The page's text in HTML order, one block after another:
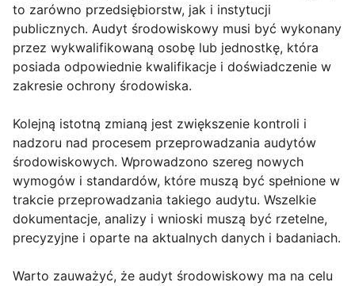
to zarówno przedsiębiorstw, jak i instytucji
publicznych. Audyt środowiskowy musi być wykonany
przez wykwalifikowaną osobę lub jednostkę, która
posiada odpowiednie kwalifikacje i doświadczenie w
zakresie ochrony środowiska.
Kolejną istotną zmianą jest zwiększenie kontroli i
nadzoru nad procesem przeprowadzania audytów
środowiskowych. Wprowadzono szereg nowych
wymogów i standardów, które muszą być spełnione w
trakcie przeprowadzania takiego audytu. Wszelkie
dokumentacje, analizy i wnioski muszą być rzetelne,
precyzyjne i oparte na aktualnych danych i badaniach.
Warto zauważyć, że audyt środowiskowy ma na celu